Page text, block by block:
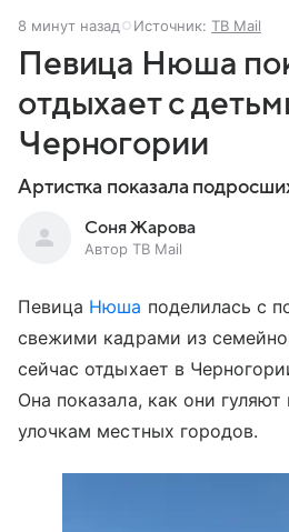
8 минут назад Источник: ТВ Mail
Певица Нюша
отдыхает с
Черногории
Артистка показала
Соня Жарова
Автор ТВ Mail
Певица Нюша поделилась с
свежими кадрами из
сейчас отдыхает в
Она показала, как они
улочкам местных городов.